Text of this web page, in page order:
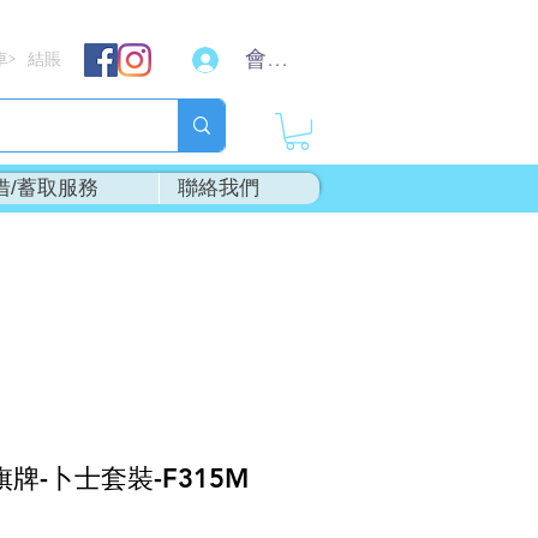
結賬 會員登入
/蓄取服務 聯絡我們
牌-卜士套裝-F315M